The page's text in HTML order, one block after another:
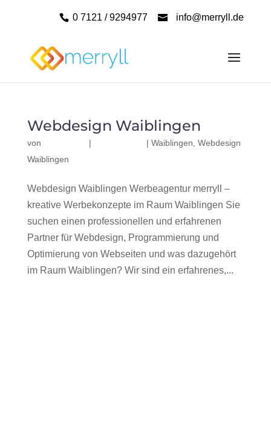
0 7121 / 9294977 info@merryll.de
Webdesign Waiblingen
von | | Waiblingen Webdesign
Waiblingen
Webdesign Waiblingen Werbeagentur merryll –
kreative Werbekonzepte im Raum Waiblingen Sie
suchen einen professionellen und erfahrenen
Partner für Webdesign, Programmierung und
Optimierung von Webseiten und was dazugehört
im Raum Waiblingen? Wir sind ein erfahrenes,...